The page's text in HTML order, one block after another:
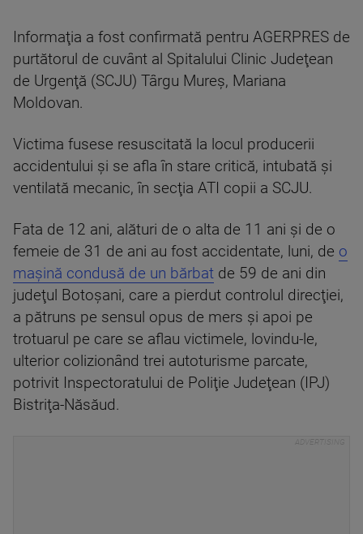
Informaţia a fost confirmată pentru AGERPRES de
purtătorul de cuvânt al Spitalului Clinic Judeţean
de Urgenţă (SCJU) Târgu Mureş, Mariana
Moldovan.
Victima fusese resuscitată la locul producerii
accidentului şi se afla în stare critică, intubată şi
ventilată mecanic, în secţia ATI copii a SCJU.
Fata de 12 ani, alături de o alta de 11 ani şi de o
femeie de 31 de ani au fost accidentate, luni, de o
maşină condusă de un bărbat de 59 de ani din
judeţul Botoşani, care a pierdut controlul direcţiei,
a pătruns pe sensul opus de mers şi apoi pe
trotuarul pe care se aflau victimele, lovindu-le,
ulterior colizionând trei autoturisme parcate,
potrivit Inspectoratului de Poliţie Judeţean (IPJ)
Bistriţa-Năsăud.